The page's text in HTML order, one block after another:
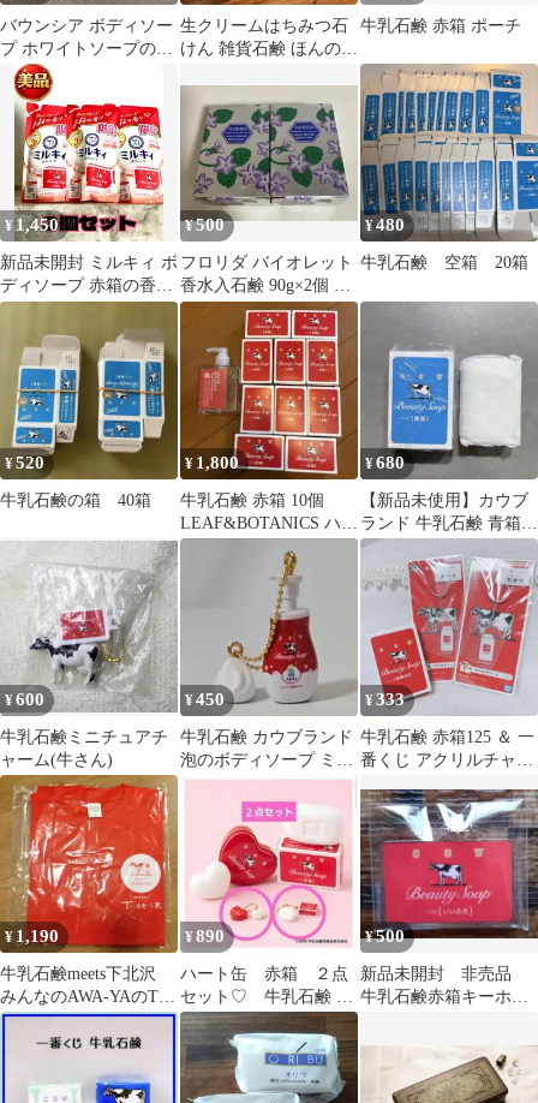
バウンシア ボディソー
プ ホワイトソープの香
り 10％増量 440mL 牛
乳石鹸
生クリームはちみつ石
けん 雑貨石鹸 ほんのり
牛乳石鹸 赤箱 ポーチ
¥1,450
新品未開封 ミルキィ ボ
ディソープ 赤箱の香り
限定 詰替〔3個セッ
¥500
フロリダ バイオレット
香水入石鹸 90g×2個 ソ
リューラン配合 昭和レ
¥480
牛乳石鹸 空箱 20箱
¥520
牛乳石鹸の箱 40箱
¥ 1,800
牛乳石鹸 赤箱 10個
LEAF&BOTANICS ハン
ドソープ
¥680
【新品未使用】カウブ
ランド 牛乳石鹸 青箱
85g 1個さっぱり
¥600
牛乳石鹸ミニチュアチ
ャーム(牛さん)
¥450
牛乳石鹸 カウブランド
泡のボディソープ ミニ
チュアチャーム ガチャ
¥333
牛乳石鹸 赤箱125 ＆ 一
番くじ アクリルチャー
¥ 1,190
牛乳石鹸meets下北沢
みんなのAWA-YAのTシ
ャツ
¥890
ハート缶 赤箱 ２点
セット♡ 牛乳石鹸 ミ
ニチュアチャーム2 ガ
チャ ミニチュア
¥500
新品未開封 非売品
牛乳石鹸赤箱キーホル